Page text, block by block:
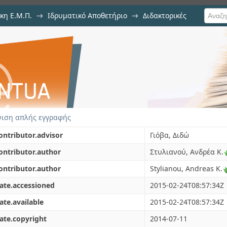
Ε.Μ.Π. → Ιδρυματικό Αποθετήριο → Διδακτορικές
στην τοπολογία
ατομικής
απλής εγγραφής
Γιόβα, Διδώ
Στυλιανού, Ανδρέα Κ.
Stylianou, Andreas K.
2015-02-24T08:57:34Z
2015-02-24T08:57:34Z
2014-07-11